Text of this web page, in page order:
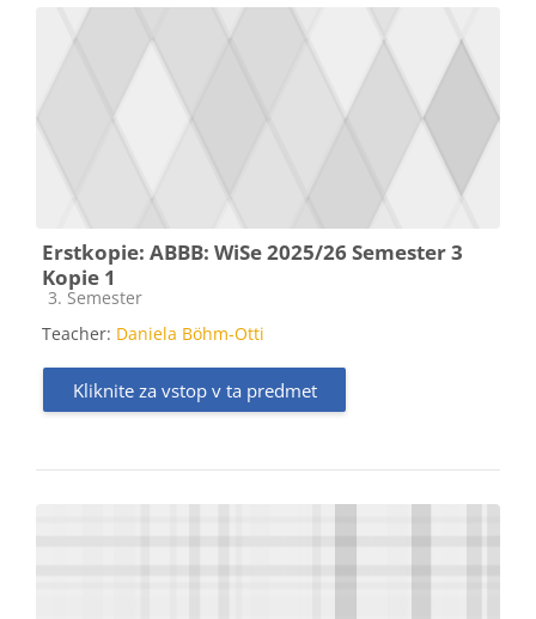
Erstkopie: ABBB: WiSe 2025/26 Semester 3
Kopie 1
Kategorija predmeta
3. Semester
Teacher: Daniela Böhm-Otti
Kliknite za vstop v ta predmet